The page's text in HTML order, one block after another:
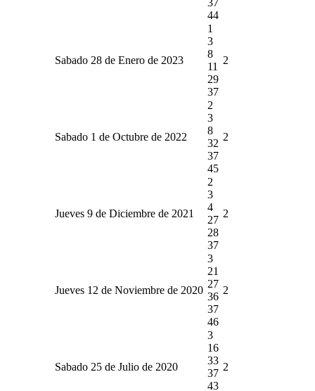
44
Sabado 28 de Enero de 2023
1
3
8
11
29
37
2
Sabado 1 de Octubre de 2022
2
3
8
32
37
45
2
Jueves 9 de Diciembre de 2021
2
3
4
27
28
37
2
Jueves 12 de Noviembre de 2020
3
21
27
36
37
46
2
Sabado 25 de Julio de 2020
3
16
33
37
43
2